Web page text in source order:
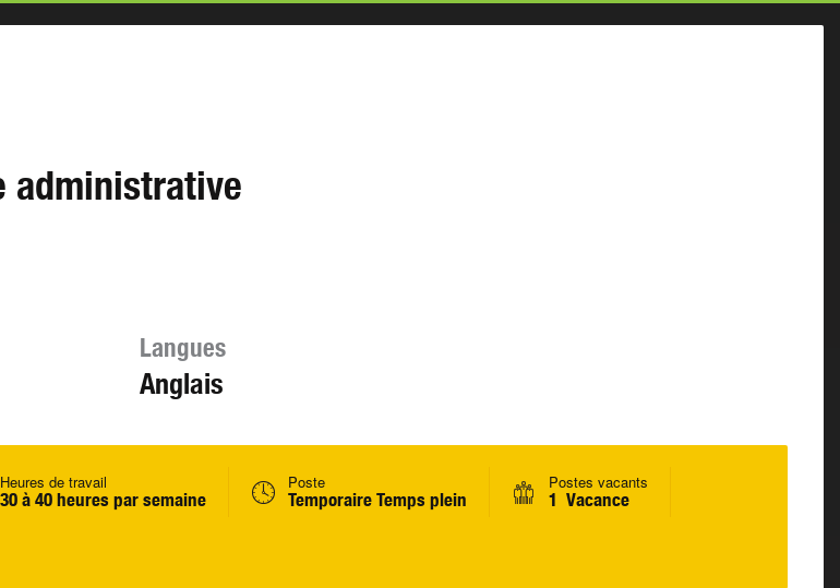
administrative
Langues
Anglais
Heures de travail
30 à 40 heures par semaine
Poste
Temporaire Temps plein
Postes vacants
1 Vacance